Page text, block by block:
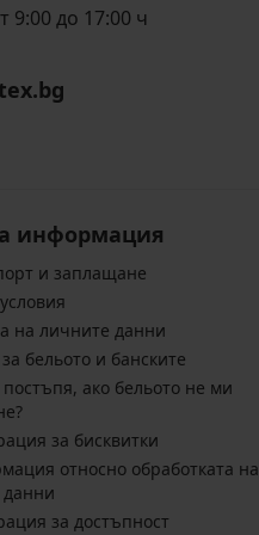
9:00 до 17:00 ч
информация
и заплащане
на личните данни
бельото и банските
постъпя, ако бельото не ми
за бисквитки
относно обработката на
за достъпност